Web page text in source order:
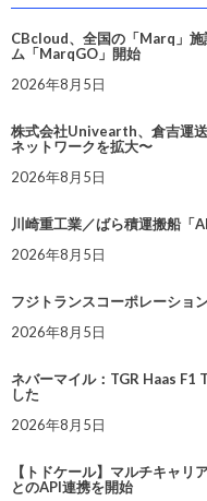
CBcloud、全国の「Marq」施
ム「MarqGO」開始
2026年8月5日
株式会社Univearth、倉吉運
ネットワークを拡大〜
2026年8月5日
川崎重工業／ばら積運搬船「
2026年8月5日
フジトランスコーポレーショ
2026年8月5日
ネバーマイル：TGR Haas F1
した
2026年8月5日
【トドケール】マルチキャ
とのAPI連携を開始